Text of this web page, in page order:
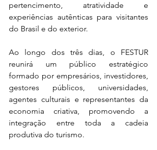
pertencimento, atratividade e
experiências autênticas para visitantes
do Brasil e do exterior.
Ao longo dos três dias, o FESTUR
reunirá um público estratégico
formado por empresários, investidores,
gestores públicos, universidades,
agentes culturais e representantes da
economia criativa, promovendo a
integração entre toda a cadeia
produtiva do turismo.